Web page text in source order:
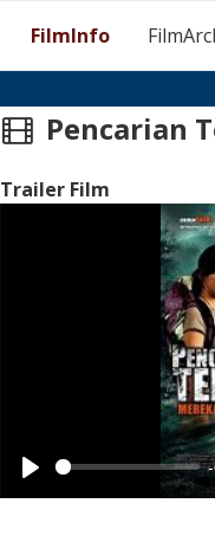
FilmInfo
Pencarian
Trailer Film
Play